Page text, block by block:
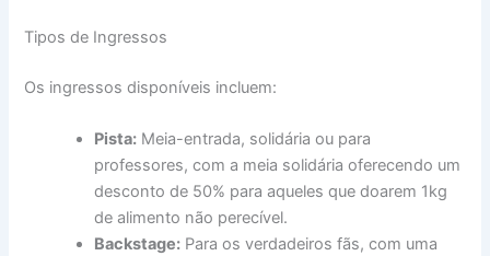
Tipos de Ingressos
Os ingressos disponíveis incluem:
Pista: Meia-entrada, solidária ou para
professores, com a meia solidária oferecendo um
desconto de 50% para aqueles que doarem 1kg
de alimento não perecível.
Backstage: Para os verdadeiros fãs, com uma